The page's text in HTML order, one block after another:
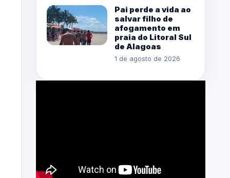
Pai perde a vida ao
salvar filho de
afogamento em
praia do Litoral Sul
de Alagoas
1 de agosto de 2026